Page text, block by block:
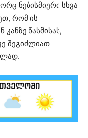
ნებისმიერი სხვა
რომ ის
კანზე წასმისას,
შეგიძლიათ